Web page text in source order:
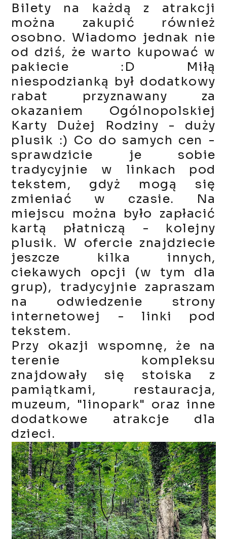
Bilety na każdą z atrakcji
można zakupić również
osobno. Wiadomo jednak nie
od dziś, że warto kupować w
pakiecie :D Miłą
niespodzianką był dodatkowy
rabat przyznawany za
okazaniem Ogólnopolskiej
Karty Dużej Rodziny - duży
plusik :) Co do samych cen -
sprawdzicie je sobie
tradycyjnie w linkach pod
tekstem, gdyż mogą się
zmieniać w czasie. Na
miejscu można było zapłacić
kartą płatniczą - kolejny
plusik. W ofercie znajdziecie
jeszcze kilka innych,
ciekawych opcji (w tym dla
grup), tradycyjnie zapraszam
na odwiedzenie strony
internetowej - linki pod
tekstem.
Przy okazji wspomnę, że na
terenie kompleksu
znajdowały się stoiska z
pamiątkami, restauracja,
muzeum, "linopark" oraz inne
dodatkowe atrakcje dla
dzieci.